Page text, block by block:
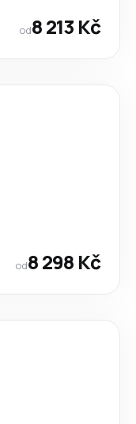
od8 213 Kč
od8 298 Kč